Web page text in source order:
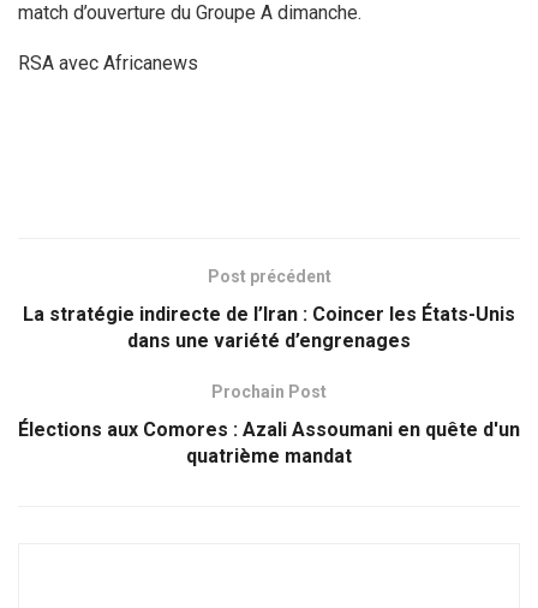
match d’ouverture du Groupe A dimanche.
RSA avec Africanews
Post précédent
La stratégie indirecte de l’Iran : Coincer les États-Unis
dans une variété d’engrenages
Prochain Post
Élections aux Comores : Azali Assoumani en quête d'un
quatrième mandat